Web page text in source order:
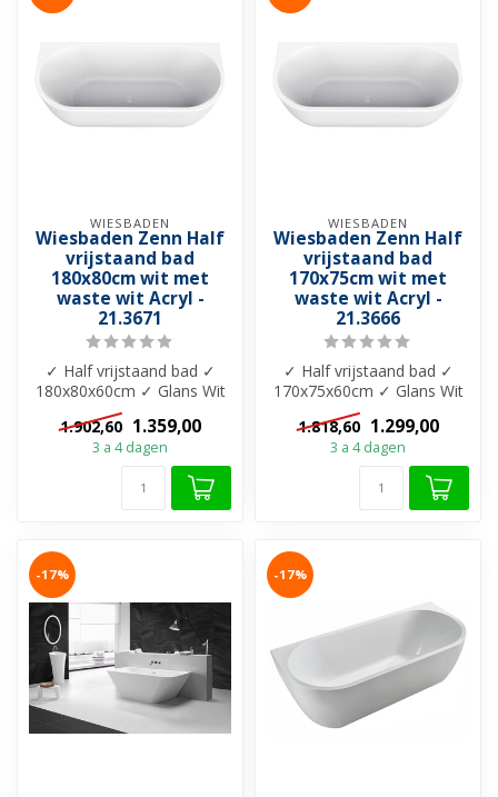
WIESBADEN
Wiesbaden Zenn Half
vrijstaand bad
180x80cm wit met
waste wit Acryl -
21.3671
✓ Half vrijstaand bad ✓
180x80x60cm ✓ Glans Wit
✓ Inclusief sifon en
bijpassende...
1.902,60 1.359,00
3 a 4 dagen
WIESBADEN
Wiesbaden Zenn Half
vrijstaand bad
170x75cm wit met
waste wit Acryl -
21.3666
✓ Half vrijstaand bad ✓
170x75x60cm ✓ Glans Wit
✓ Inclusief sifon en
bijpassende...
1.818,60 1.299,00
3 a 4 dagen
-17% -17%